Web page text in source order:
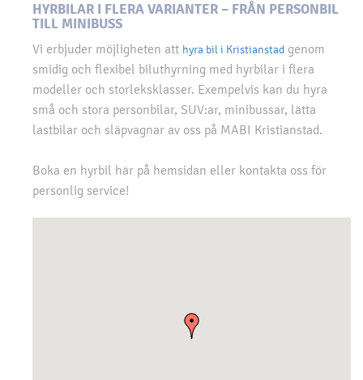
HYRBILAR I FLERA VARIANTER – FRÅN PERSONBIL
TILL MINIBUSS
Vi erbjuder möjligheten att hyra bil i Kristianstad genom
smidig och flexibel biluthyrning med hyrbilar i flera
modeller och storleksklasser. Exempelvis kan du hyra
små och stora personbilar, SUV:ar, minibussar, lätta
lastbilar och släpvagnar av oss på MABI Kristianstad.
Boka en hyrbil här på hemsidan eller kontakta oss för
personlig service!